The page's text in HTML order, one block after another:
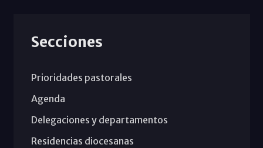
Secciones
Prioridades pastorales
Agenda
Delegaciones y departamentos
Residencias diocesanas